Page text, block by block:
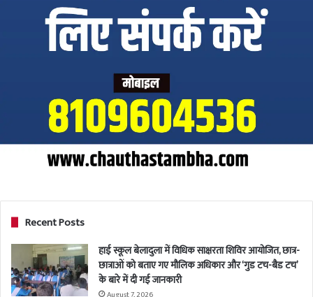
Recent Posts
हाई स्कूल बेलादुला में विधिक साक्षरता शिविर आयोजित, छात्र-
छात्राओं को बताए गए मौलिक अधिकार और ‘गुड टच-बैड टच’
के बारे में दी गई जानकारी